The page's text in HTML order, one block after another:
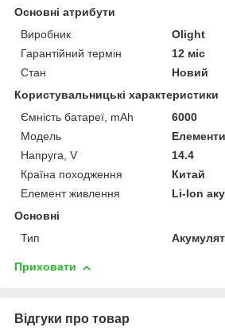
Основні атрибути
Виробник
Olight
Гарантійний термін
12 міс
Стан
Новий
Користувальницькі характеристики
Ємність батареї, mAh
6000
Мoдель
Напруга, V
14.4
Країна походження
Китай
Елемент живлення
Li-Ion
Основні
Тип
Приховати
Відгуки про товар